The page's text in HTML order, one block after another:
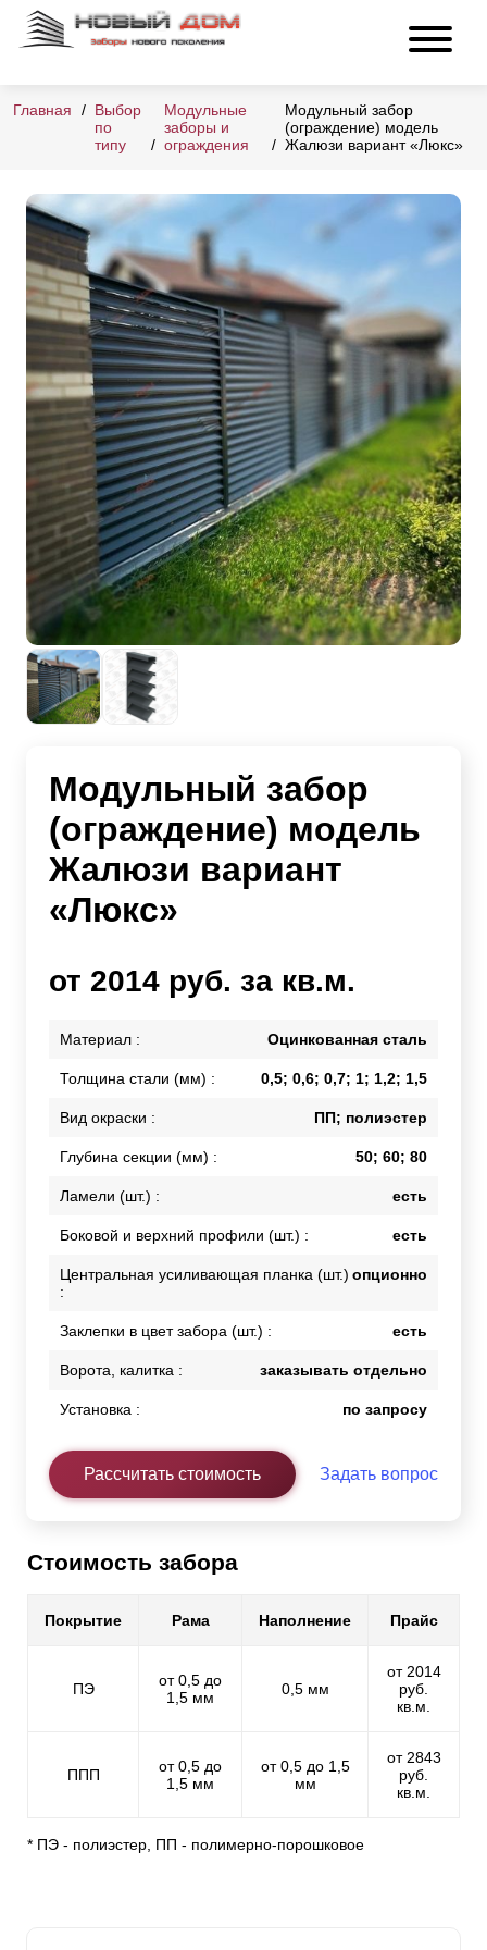
Главная
Выбор
по
типу
Модульные
заборы и
ограждения
Модульный забор
(ограждение) модель
Жалюзи вариант «Люкс»
Модульный забор
(ограждение) модель
Жалюзи вариант
«Люкс»
от 2014 руб. за кв.м.
Материал : Оцинкованная сталь
Толщина стали (мм) : 0,5; 0,6; 0,7; 1; 1,2; 1,5
Вид окраски : ПП; полиэстер
Глубина секции (мм) : 50; 60; 80
Ламели (шт.) : есть
Боковой и верхний профили (шт.) : есть
Центральная усиливающая планка (шт.)
:
опционно
Заклепки в цвет забора (шт.) : есть
Ворота, калитка : заказывать отдельно
Установка : по запросу
Рассчитать стоимость Задать вопрос
Стоимость забора
Покрытие Рама Наполнение Прайс
ПЭ
от 0,5 до
1,5 мм
0,5 мм
от 2014
руб.
кв.м.
ППП
от 0,5 до
1,5 мм
от 0,5 до 1,5
мм
от 2843
руб.
кв.м.
* ПЭ - полиэстер, ПП - полимерно-порошковое